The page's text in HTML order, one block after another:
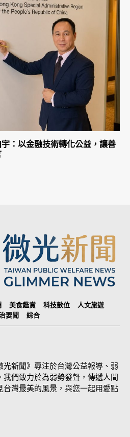
宇：以金融技術轉化公益，讓善
美食鑑賞 科技數位
人文旅遊
要聞
綜合
新聞》專注於台灣公益報導、弱
們致力於為弱勢發聲，傳遞人間
灣最美的風景，與您一起用愛點